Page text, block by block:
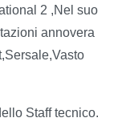
2 ,Nel suo
annovera
Staff tecnico.